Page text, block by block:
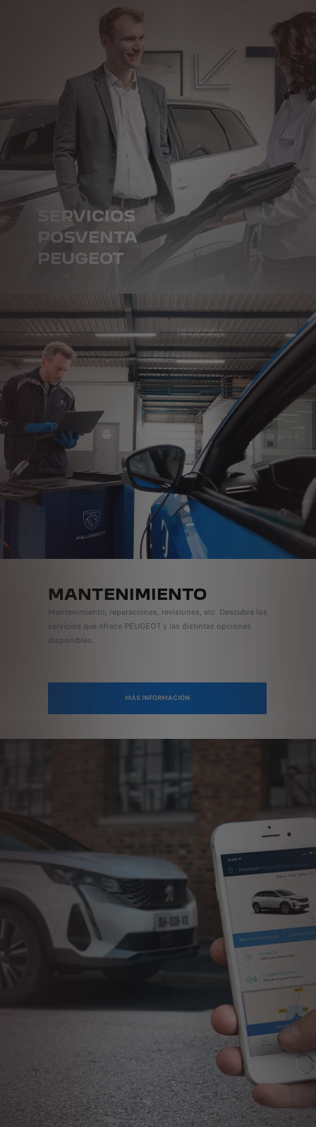
SERVICIOS
POSVENTA
PEUGEOT
MANTENIMIENTO
Mantenimiento, reparaciones, revisiones, etc. Descubre los
servicios que ofrece PEUGEOT y las distintas opciones
disponibles.
MÁS INFORMACIÓN